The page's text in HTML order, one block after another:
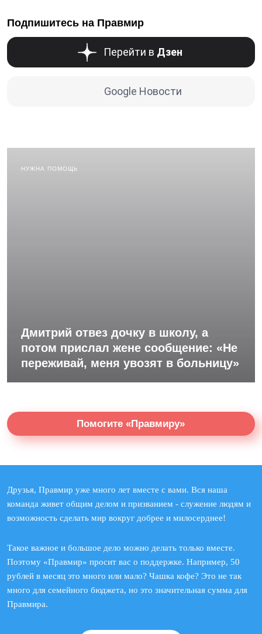
Подпишитесь на Правмир
Перейти в Дзен
Google Новости
НУЖНА ПОМОЩЬ
Дмитрий отвез дочку в школу, а
потом прислал жене сообщение: «Не
переживай, меня увозят в больницу»
Помогите «Правмиру»
Друзья, Правмир уже много лет вместе с вами. Вся наша
команда живет общим делом и призванием - служение людям и
возможность сделать мир вокруг добрее и милосерднее!
Такое важное и большое дело можно делать только вместе.
Поэтому «Правмир» просит вас о поддержке. Например, 50
рублей в месяц это много или мало? Чашка кофе? Это не так
много для семейного бюджета, но это значительная сумма для
Правмира.